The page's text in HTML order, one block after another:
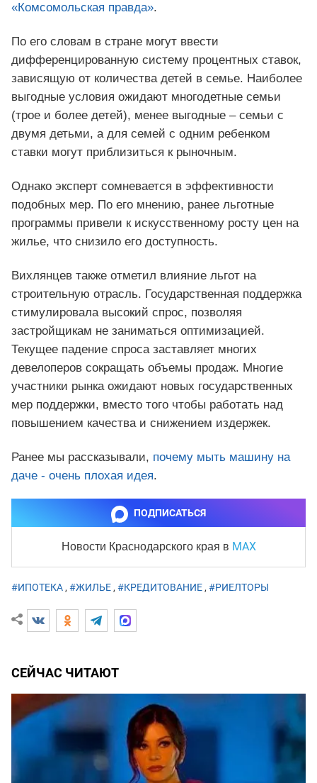
«Комсомольская правда».
По его словам в стране могут ввести
дифференцированную систему процентных ставок,
зависящую от количества детей в семье. Наиболее
выгодные условия ожидают многодетные семьи
(трое и более детей), менее выгодные – семьи с
двумя детьми, а для семей с одним ребенком
ставки могут приблизиться к рыночным.
Однако эксперт сомневается в эффективности
подобных мер. По его мнению, ранее льготные
программы привели к искусственному росту цен на
жилье, что снизило его доступность.
Вихлянцев также отметил влияние льгот на
строительную отрасль. Государственная поддержка
стимулировала высокий спрос, позволяя
застройщикам не заниматься оптимизацией.
Текущее падение спроса заставляет многих
девелоперов сокращать объемы продаж. Многие
участники рынка ожидают новых государственных
мер поддержки, вместо того чтобы работать над
повышением качества и снижением издержек.
Ранее мы рассказывали, почему мыть машину на
даче - очень плохая идея.
ПОДПИСАТЬСЯ
Новости Краснодарского края в MAX
#ИПОТЕКА, #ЖИЛЬЕ, #КРЕДИТОВАНИЕ, #РИЕЛТОРЫ
СЕЙЧАС ЧИТАЮТ